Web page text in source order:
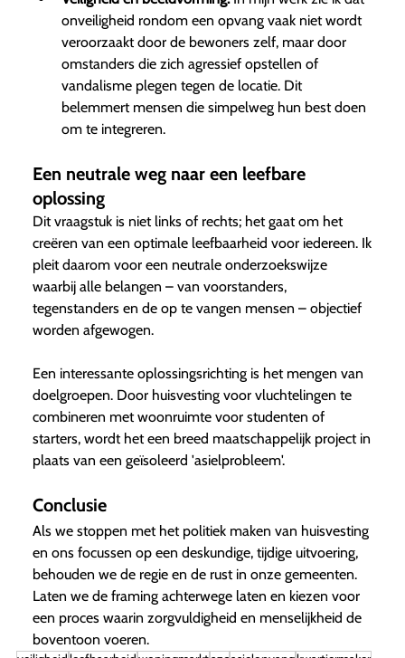
onveiligheid rondom een opvang vaak niet wordt
veroorzaakt door de bewoners zelf, maar door
omstanders die zich agressief opstellen of
vandalisme plegen tegen de locatie. Dit
belemmert mensen die simpelweg hun best doen
om te integreren.
Een neutrale weg naar een leefbare
oplossing
Dit vraagstuk is niet links of rechts; het gaat om het
creëren van een optimale leefbaarheid voor iedereen. Ik
pleit daarom voor een neutrale onderzoekswijze
waarbij alle belangen – van voorstanders,
tegenstanders en de op te vangen mensen – objectief
worden afgewogen.
Een interessante oplossingsrichting is het mengen van
doelgroepen. Door huisvesting voor vluchtelingen te
combineren met woonruimte voor studenten of
starters, wordt het een breed maatschappelijk project in
plaats van een geïsoleerd 'asielprobleem'.
Conclusie
Als we stoppen met het politiek maken van huisvesting
en ons focussen op een deskundige, tijdige uitvoering,
behouden we de regie en de rust in onze gemeenten.
Laten we de framing achterwege laten en kiezen voor
een proces waarin zorgvuldigheid en menselijkheid de
boventoon voeren.